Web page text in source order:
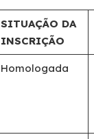
SITUAÇÃO DA
INSCRIÇÃO
Homologada